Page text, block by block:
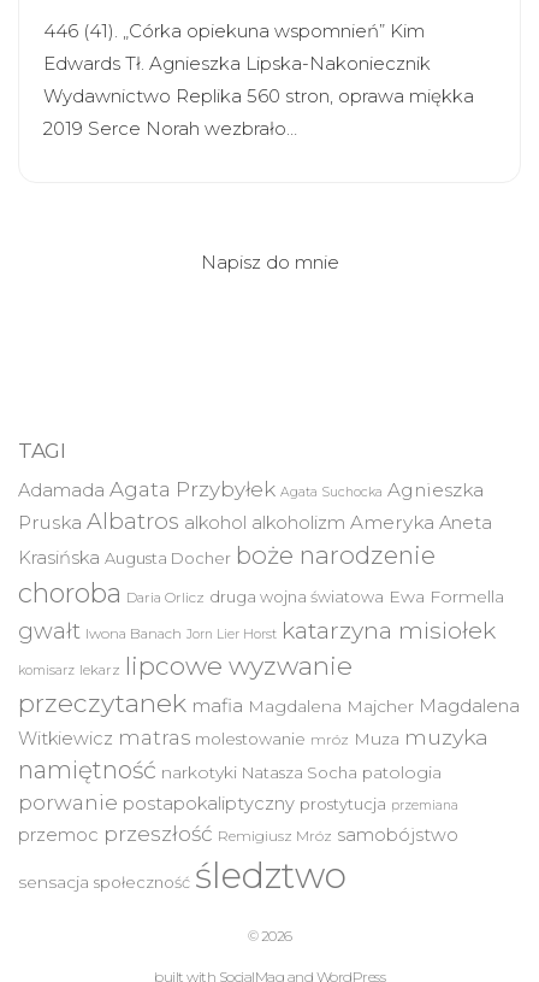
446 (41). „Córka opiekuna wspomnień” Kim
Edwards Tł. Agnieszka Lipska-Nakoniecznik
Wydawnictwo Replika 560 stron, oprawa miękka
2019 Serce Norah wezbrało…
Napisz do mnie
TAGI
Adamada Agata Przybyłek Agata Suchocka Agnieszka
Pruska Albatros alkohol alkoholizm Ameryka Aneta
Krasińska Augusta Docher boże narodzenie
choroba Daria Orlicz druga wojna światowa Ewa Formella
gwałt Iwona Banach Jorn Lier Horst katarzyna misiołek
komisarz lekarz lipcowe wyzwanie
przeczytanek mafia Magdalena Majcher Magdalena
Witkiewicz matras molestowanie mróz Muza muzyka
namiętność narkotyki Natasza Socha patologia
porwanie postapokaliptyczny prostytucja przemiana
przemoc przeszłość Remigiusz Mróz samobójstwo
sensacja społeczność śledztwo
© 2026
built with SocialMag and WordPress